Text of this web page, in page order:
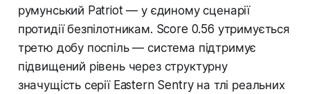
румунський Patriot — у єдиному сценарії
протидії безпілотникам. Score 0.56 утримується
третю добу поспіль — система підтримує
підвищений рівень через структурну
значущість серії Eastern Sentry на тлі реальних